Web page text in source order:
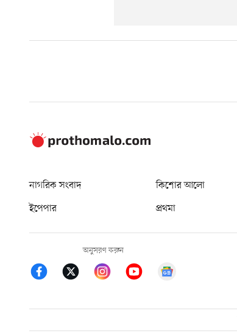
নাগরিক সংবাদ কিশোর আলো
ইপেপার
প্রথমা
অনুসরণ করুন